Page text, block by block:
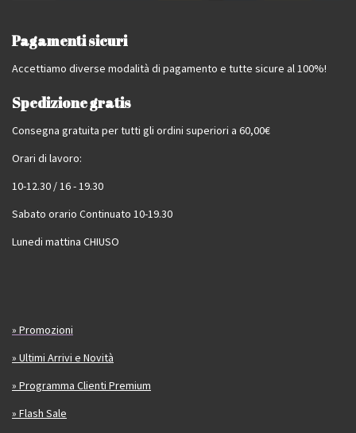
Pagamenti sicuri
Accettiamo diverse modalità di pagamento e tutte sicure al 100%!
Spedizione gratis
Consegna gratuita per tutti gli ordini superiori a 60,00€
Orari di lavoro:
10-12.30 / 16 - 19.30
Sabato orario Continuato 10-19.30
Lunedi mattina CHIUSO
» Promozioni
» Ultimi Arrivi e Novità
» Programma Clienti Premium
» Flash Sale